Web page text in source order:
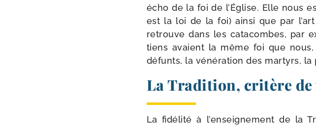
écho de la foi de l’Église. Elle nous
est la loi de la foi) ain­si que par
retrouve dans les cata­combes, par
tiens avaient la même foi que
défunts, la véné­ra­tion des mar­tyrs, la
La Tradition, critère de
La fidé­li­té à l’enseignement de la